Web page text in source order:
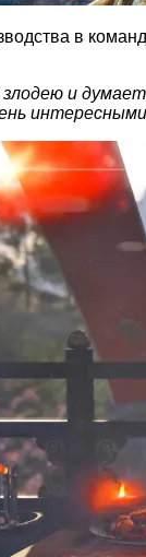
в
и